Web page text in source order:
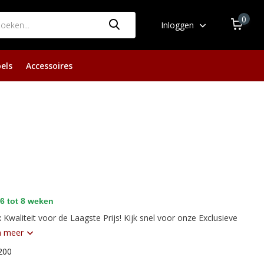
Inloggen
0
Accessoires
tot 8 weken
Kwaliteit voor de Laagste Prijs! Kijk snel voor onze Exclusieve
meer